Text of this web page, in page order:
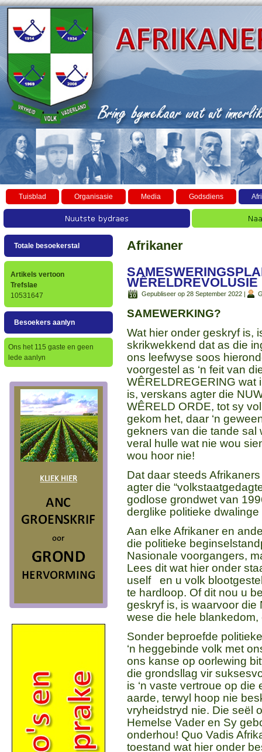
Tuisblad Organisasie Media Godsdiens
Totale besoekerstal
Artikels vertoon
Trefslae
10531647
Besoekers aanlyn
Ons het 115 gaste en geen
lede aanlyn
Afrikaner
WÊRELDREVOLUSIE
Gepubliseer op 28 September 2022 |
SAMEWERKING?
Wat hier onder geskryf is,
skrikwekkend dat as die
ons leefwyse soos
voorgestel as ‘n feit van
WÊRELDREGERING wat
is, verskans agter die
WÊRELD ORDE, tot sy
gekom het, daar ‘n
gekners van die tande sal
veral hulle wat nie wou
wou hoor nie!
Dat daar steeds
agter die
godlose grondwet van
derglike politieke dwalinge
Aan elke Afrikaner en
die politieke
Nasionale voorgangers,
Lees dit wat hier onder
uself en u volk
te hardloop. Of dit nou u
geskryf is, is waarvoor die
wese die hele blankedom,
Sonder beproefde
‘n heggebinde volk met
ons kanse op oorlewing
die grondsllag vir
is ‘n vaste vertroue op
aarde, terwyl hoop nie
vryheidstryd nie. Die seël
Hemelse Vader en Sy
onderhou! Quo Vadis
toestand wat hier onder